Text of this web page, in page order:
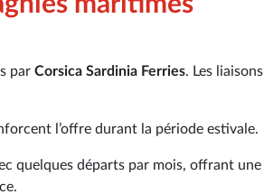
par Corsica Sardinia Ferries. Les liaisons
l’offre durant la période estivale.
quelques départs par mois, offrant une